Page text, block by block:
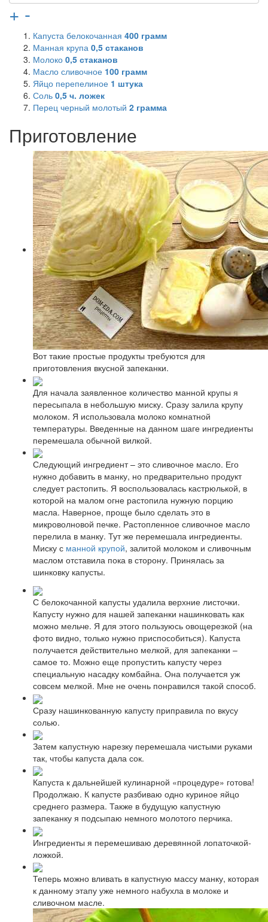
+ -
Капуста белокочанная 400 грамм
Манная крупа 0,5 стаканов
Молоко 0,5 стаканов
Масло сливочное 100 грамм
Яйцо перепелиное 1 штука
Соль 0,5 ч. ложек
Перец черный молотый 2 грамма
Приготовление
Вот такие простые продукты требуются для
приготовления вкусной запеканки.
Для начала заявленное количество манной крупы я
пересыпала в небольшую миску. Сразу залила крупу
молоком. Я использовала молоко комнатной
температуры. Введенные на данном шаге ингредиенты
перемешала обычной вилкой.
Следующий ингредиент – это сливочное масло. Его
нужно добавить в манку, но предварительно продукт
следует растопить. Я воспользовалась кастрюлькой, в
которой на малом огне растопила нужную порцию
масла. Наверное, проще было сделать это в
микроволновой печке. Растопленное сливочное масло
перелила в манку. Тут же перемешала ингредиенты.
Миску с манной крупой, залитой молоком и сливочным
маслом отставила пока в сторону. Принялась за
шинковку капусты.
С белокочанной капусты удалила верхние листочки.
Капусту нужно для нашей запеканки нашинковать как
можно мельче. Я для этого пользуюсь овощерезкой (на
фото видно, только нужно приспособиться). Капуста
получается действительно мелкой, для запеканки –
самое то. Можно еще пропустить капусту через
специальную насадку комбайна. Она получается уж
совсем мелкой. Мне не очень понравился такой способ.
Сразу нашинкованную капусту приправила по вкусу
солью.
Затем капустную нарезку перемешала чистыми руками
так, чтобы капуста дала сок.
Капуста к дальнейшей кулинарной «процедуре» готова!
Продолжаю. К капусте разбиваю одно куриное яйцо
среднего размера. Также в будущую капустную
запеканку я подсыпаю немного молотого перчика.
Ингредиенты я перемешиваю деревянной лопаточкой-
ложкой.
Теперь можно вливать в капустную массу манку, которая
к данному этапу уже немного набухла в молоке и
сливочном масле.